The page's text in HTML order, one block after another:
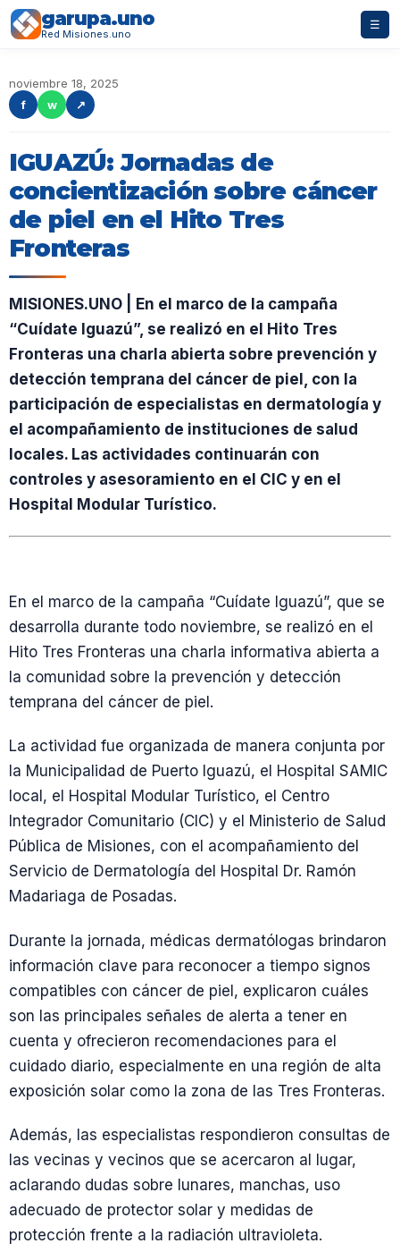
garupa.uno
Red Misiones.uno
☰
noviembre 18, 2025
f
w ↗
IGUAZÚ: Jornadas de
concientización sobre cáncer
de piel en el Hito Tres
Fronteras
MISIONES.UNO | En el marco de la campaña
“Cuídate Iguazú”, se realizó en el Hito Tres
Fronteras una charla abierta sobre prevención y
detección temprana del cáncer de piel, con la
participación de especialistas en dermatología y
el acompañamiento de instituciones de salud
locales. Las actividades continuarán con
controles y asesoramiento en el CIC y en el
Hospital Modular Turístico.
En el marco de la campaña “Cuídate Iguazú”, que se
desarrolla durante todo noviembre, se realizó en el
Hito Tres Fronteras una charla informativa abierta a
la comunidad sobre la prevención y detección
temprana del cáncer de piel.
La actividad fue organizada de manera conjunta por
la Municipalidad de Puerto Iguazú, el Hospital SAMIC
local, el Hospital Modular Turístico, el Centro
Integrador Comunitario (CIC) y el Ministerio de Salud
Pública de Misiones, con el acompañamiento del
Servicio de Dermatología del Hospital Dr. Ramón
Madariaga de Posadas.
Durante la jornada, médicas dermatólogas brindaron
información clave para reconocer a tiempo signos
compatibles con cáncer de piel, explicaron cuáles
son las principales señales de alerta a tener en
cuenta y ofrecieron recomendaciones para el
cuidado diario, especialmente en una región de alta
exposición solar como la zona de las Tres Fronteras.
Además, las especialistas respondieron consultas de
las vecinas y vecinos que se acercaron al lugar,
aclarando dudas sobre lunares, manchas, uso
adecuado de protector solar y medidas de
protección frente a la radiación ultravioleta.